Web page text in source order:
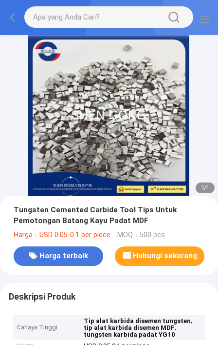
1/1
Tungsten Cemented Carbide Tool Tips Untuk
Pemotongan Batang Kayu Padat MDF
Harga：USD 0.05-0.1 per piece MOQ：500 pcs
Harga terbaik Hubungi sekarang
Deskripsi Produk
Cahaya Tinggi
Tip alat karbida disemen tungsten,
tip alat karbida disemen MDF,
tungsten karbida padat YG10